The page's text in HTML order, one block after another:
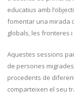
educatius amb
fomentar una mirada
globals, les fronteres
Aquestes sessions
de persones
procedents de
comparteixen el seu